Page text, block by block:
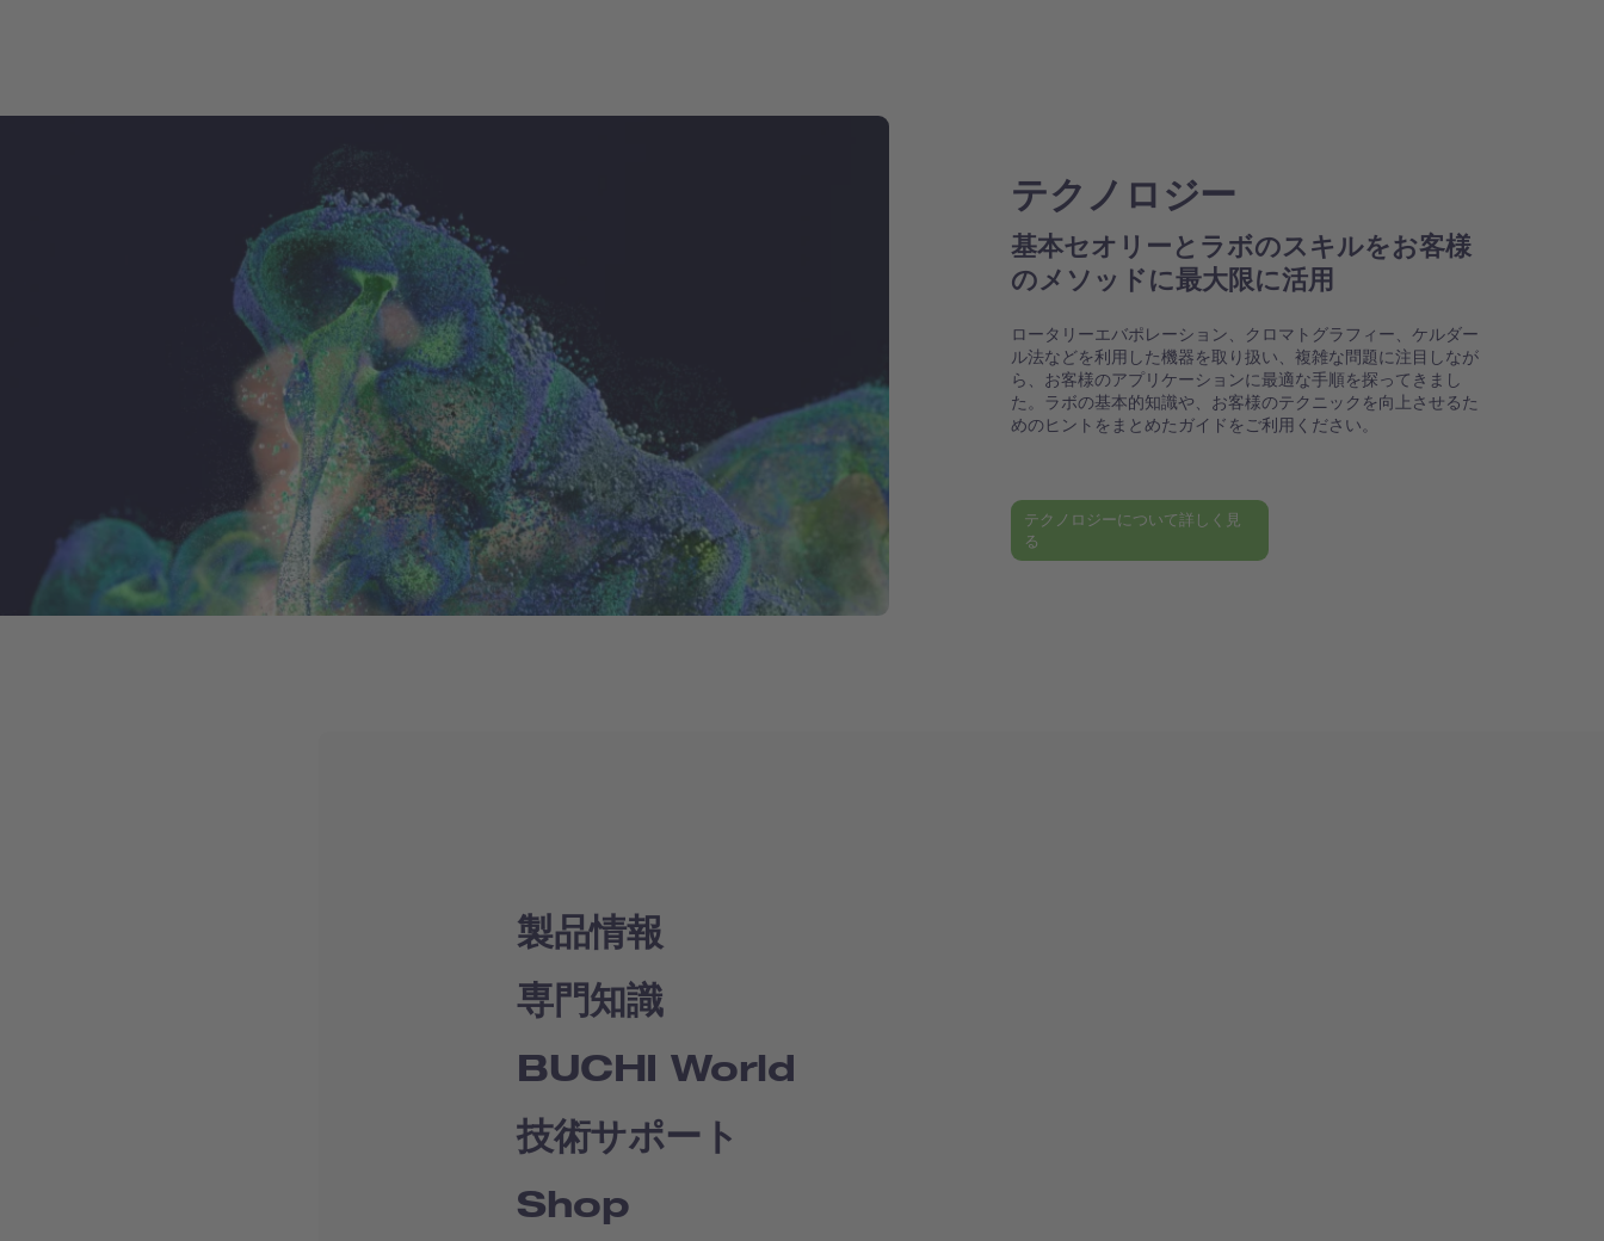
テクノロジー
基本セオリーとラボのスキルをお客様
のメソッドに最大限に活用
ロータリーエバポレーション、クロマトグラフィー、ケルダー
ル法などを利用した機器を取り扱い、複雑な問題に注目しなが
ら、お客様のアプリケーションに最適な手順を探ってきまし
た。ラボの基本的知識や、お客様のテクニックを向上させるた
めのヒントをまとめたガイドをご利用ください。
テクノロジーについて詳しく見
る
製品情報
専門知識
BUCHI World
技術サポート
Shop